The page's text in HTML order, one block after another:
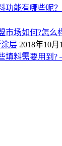
功能有哪些呢
市场如何?怎么
层 2018年10月
填料需要用到?